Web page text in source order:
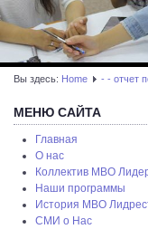
Вы здесь: Home - - отчет
МЕНЮ САЙТА
Главная
О нас
Коллектив МВО
Наши программы
История МВО
СМИ о Нас